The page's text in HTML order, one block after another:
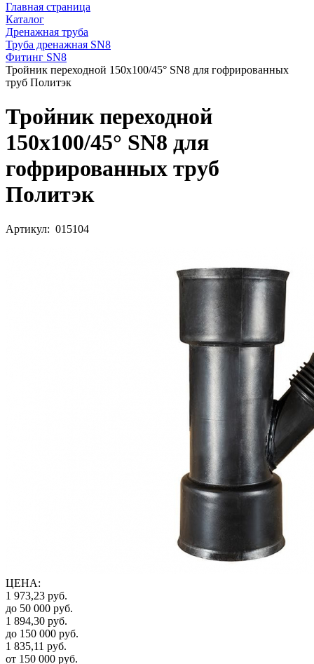
Главная страница
Каталог
Дренажная труба
Труба дренажная SN8
Фитинг SN8
Тройник переходной 150х100/45° SN8 для гофрированных
труб Политэк
Тройник переходной
150х100/45° SN8 для
гофрированных труб
Политэк
Артикул: 015104
ЦЕНА:
1 973,23 руб.
до 50 000 руб.
1 894,30 руб.
до 150 000 руб.
1 835,11 руб.
от 150 000 руб.